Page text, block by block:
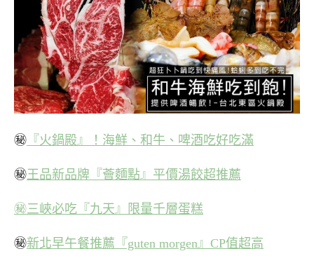
㊙ 『火鍋殿』！海鮮、和牛、啤酒吃好吃滿
㊙王品新品牌『薈麵點』平價湯餃超推薦
㊙三峽必吃『九天』限量千層蛋糕
㊙新北早午餐推薦『guten morgen』CP值超高